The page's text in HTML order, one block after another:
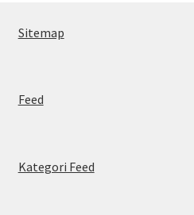
Sitemap
Feed
Kategori Feed